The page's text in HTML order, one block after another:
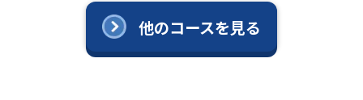
他のコースを見る